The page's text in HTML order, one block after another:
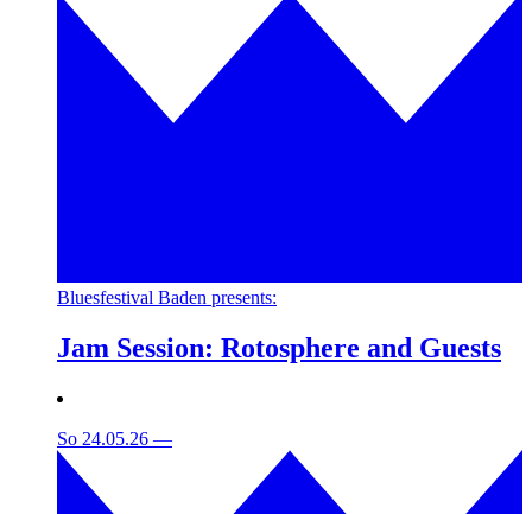
Bluesfestival Baden presents:
Jam Session: Rotosphere and Guests
So 24.05.26 —